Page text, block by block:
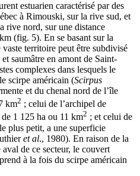
estuarien caractérisé par des
à Rimouski, sur la rive sud, et
rive nord, sur une distance
(fig. 5). En se basant sur la
vaste territoire peut être subdivisé
saumâtre en amont de Saint-
complexes dans lesquels le
scirpe américain (Scirpus
et du chenal nord de l’île
km2 ; celui de l’archipel de
1 125 ha ou 11 km2 ; et celui de
plus petit, a une superficie
et al., 1980). En raison de la
de ce secteur, le couvert
à la fois du scirpe américain